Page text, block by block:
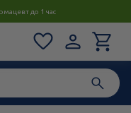
до 1 час